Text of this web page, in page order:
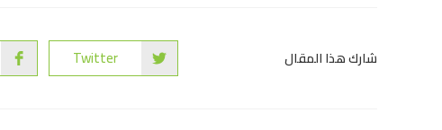
شارك هذا المقال Twitter